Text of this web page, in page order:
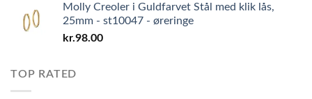
Molly Creoler i Guldfarvet Stål med klik lås,
25mm - st10047 - øreringe
kr.98.00
TOP RATED